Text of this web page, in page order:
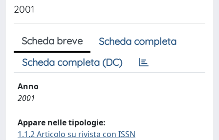
2001
Scheda breve
Scheda completa
Scheda completa (DC)
Anno
2001
Appare nelle tipologie:
1.1.2 Articolo su rivista con ISSN